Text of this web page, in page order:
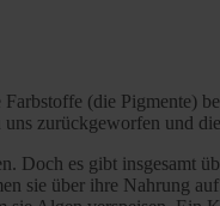
(die Pigmente)
zurückgeworfen und
Doch es gibt insgesamt
sie über ihre Nahrung